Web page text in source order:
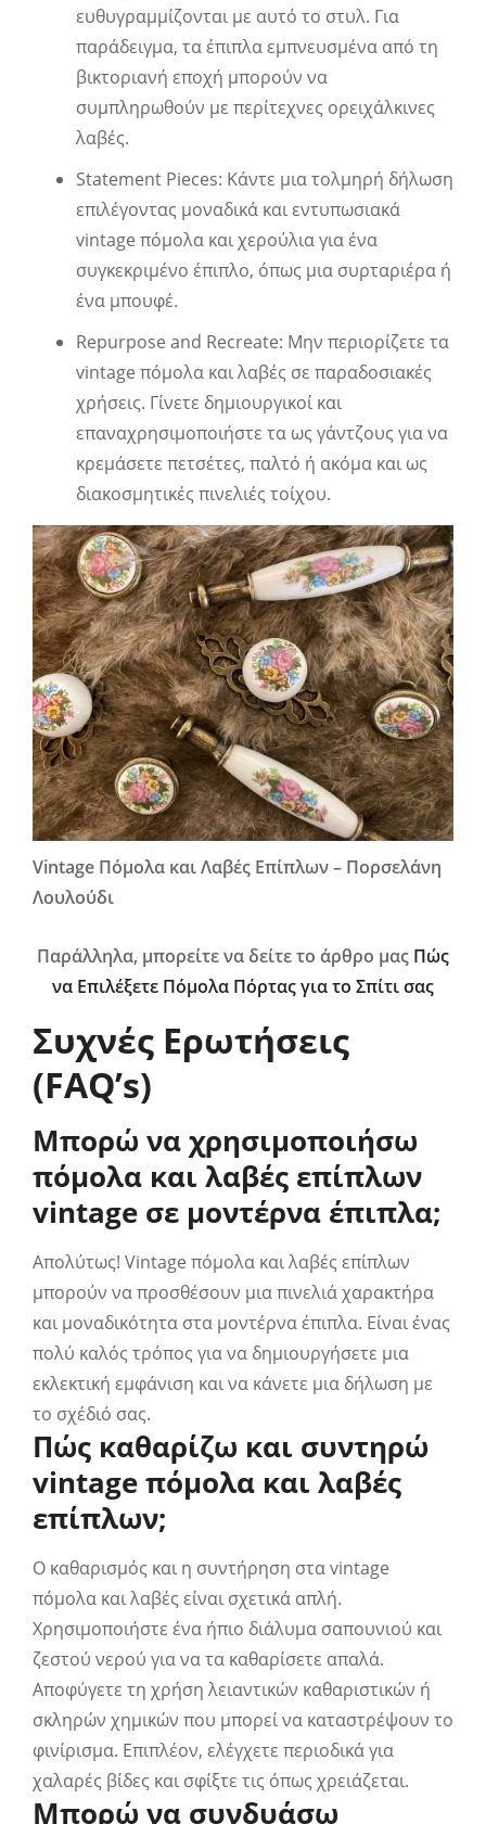
ευθυγραμμίζονται με αυτό το στυλ. Για
παράδειγμα, τα έπιπλα εμπνευσμένα από τη
βικτοριανή εποχή μπορούν να
συμπληρωθούν με περίτεχνες ορειχάλκινες
λαβές.
Statement Pieces: Κάντε μια τολμηρή δήλωση
επιλέγοντας μοναδικά και εντυπωσιακά
vintage πόμολα και χερούλια για ένα
συγκεκριμένο έπιπλο, όπως μια συρταριέρα ή
ένα μπουφέ.
Repurpose and Recreate: Μην περιορίζετε τα
vintage πόμολα και λαβές σε παραδοσιακές
χρήσεις. Γίνετε δημιουργικοί και
επαναχρησιμοποιήστε τα ως γάντζους για να
κρεμάσετε πετσέτες, παλτό ή ακόμα και ως
διακοσμητικές πινελιές τοίχου.
Vintage Πόμολα και Λαβές Επίπλων – Πορσελάνη
Λουλούδι
Παράλληλα, μπορείτε να δείτε το άρθρο μας Πώς
να Επιλέξετε Πόμολα Πόρτας για το Σπίτι σας
Συχνές Ερωτήσεις
(FAQ’s)
Μπορώ να χρησιμοποιήσω
πόμολα και λαβές επίπλων
vintage σε μοντέρνα έπιπλα;
Απολύτως! Vintage πόμολα και λαβές επίπλων
μπορούν να προσθέσουν μια πινελιά χαρακτήρα
και μοναδικότητα στα μοντέρνα έπιπλα. Είναι ένας
πολύ καλός τρόπος για να δημιουργήσετε μια
εκλεκτική εμφάνιση και να κάνετε μια δήλωση με
το σχέδιό σας.
Πώς καθαρίζω και συντηρώ
vintage πόμολα και λαβές
επίπλων;
Ο καθαρισμός και η συντήρηση στα vintage
πόμολα και λαβές είναι σχετικά απλή.
Χρησιμοποιήστε ένα ήπιο διάλυμα σαπουνιού και
ζεστού νερού για να τα καθαρίσετε απαλά.
Αποφύγετε τη χρήση λειαντικών καθαριστικών ή
σκληρών χημικών που μπορεί να καταστρέψουν το
φινίρισμα. Επιπλέον, ελέγχετε περιοδικά για
χαλαρές βίδες και σφίξτε τις όπως χρειάζεται.
Μπορώ να συνδυάσω